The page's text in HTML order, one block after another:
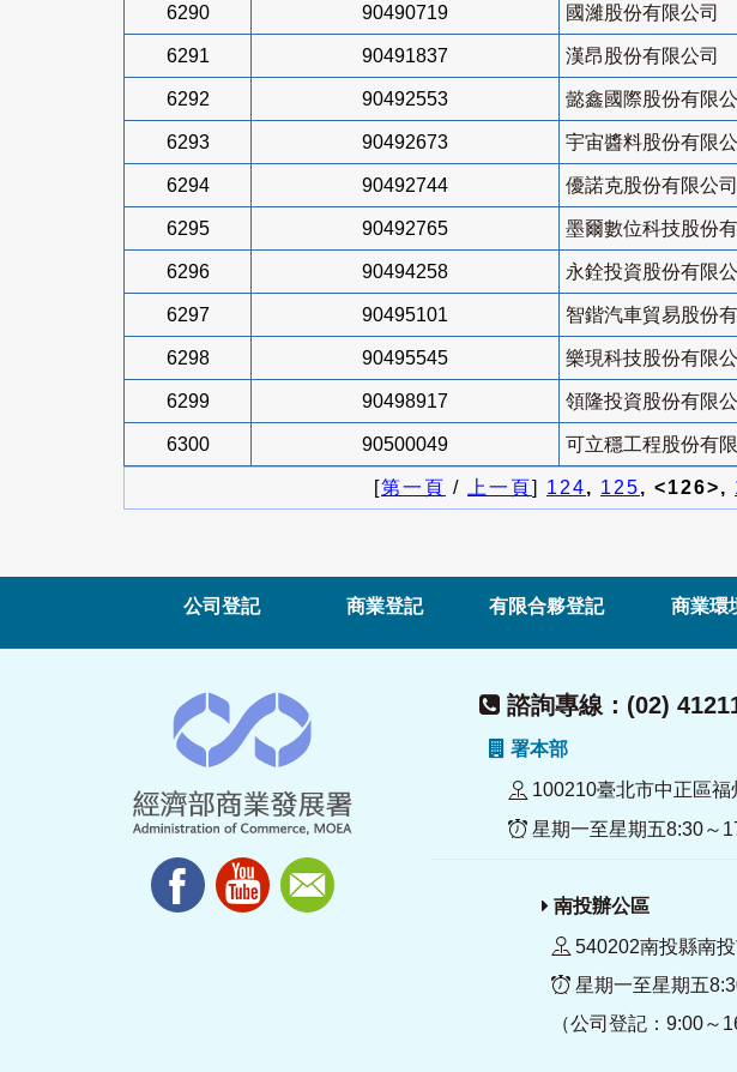
6290 90490719 國濰股份有限公司
6291 90491837 漢昂股份有限公司
6292 90492553 懿鑫國際股份有限
6293 90492673 宇宙醬料股份有限
6294 90492744 優諾克股份有限公司
6295 90492765 墨爾數位科技股份
6296 90494258 永銓投資股份有限
6297 90495101 智鍇汽車貿易股份
6298 90495545 樂現科技股份有限
6299 90498917 領隆投資股份有限
6300 90500049 可立穩工程股份有
[第一頁 / 上一頁] 124, 125, <126>,
公司登記 商業登記 有限合夥登記 商業環
諮詢專線：(02)
署本部
100210臺北市中正區福
星期一至星期五8:30～
南投辦公區
540202南投縣南
星期一至星期五
（公司登記：9:00～